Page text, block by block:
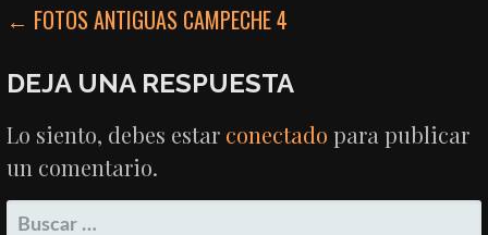
NAVEGACIÓN
DE
ENTRADAS
← FOTOS ANTIGUAS CAMPECHE 4
DEJA UNA RESPUESTA
Lo siento, debes estar conectado para publicar
un comentario.
BUSCAR: